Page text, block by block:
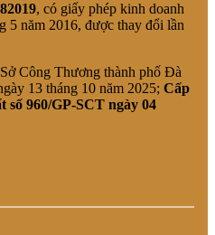
, có giấy phép kinh doanh
5 năm 2016, được thay đổi lần
Công Thương thành phố Đà
13 tháng 10 năm 2025; Cấp
số 960/GP-SCT ngày 04